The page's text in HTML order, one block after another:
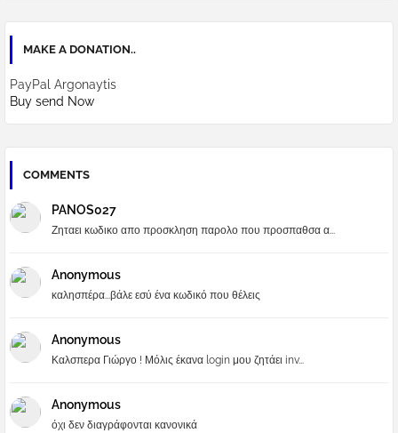
MAKE A DONATION..
PayPal Argonaytis
Buy send Now
COMMENTS
PANOS027
Ζηταει κωδικο απο προσκληση παρολο που προσπαθσα α...
Anonymous
καλησπέρα...βάλε εσύ ένα κωδικό που θέλεις
Anonymous
Καλσπερα Γιώργο ! Μόλις έκανα login μου ζητάει inv...
Anonymous
όχι δεν διαγράφονται κανονικά